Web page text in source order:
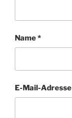
Name*
E-Mail-Adresse